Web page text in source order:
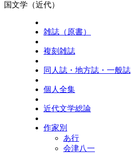
国文学（近代）
雑誌（原書）
複刻雑誌
同人誌・地方誌・一般誌
個人全集
近代文学総論
作家別
あ行
会津八一